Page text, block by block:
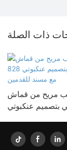
ذات الصلة
مريح من قماش
عنكبوتي